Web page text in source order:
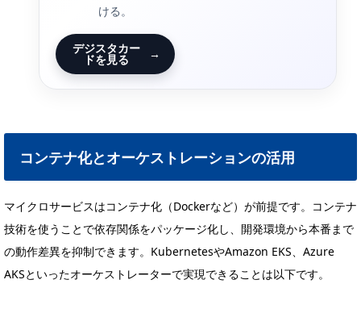
ける。
デジスタカー
ドを見る →
コンテナ化とオーケストレーションの活用
マイクロサービスはコンテナ化（Dockerなど）が前提です。コンテナ
技術を使うことで依存関係をパッケージ化し、開発環境から本番まで
の動作差異を抑制できます。KubernetesやAmazon EKS、Azure
AKSといったオーケストレーターで実現できることは以下です。